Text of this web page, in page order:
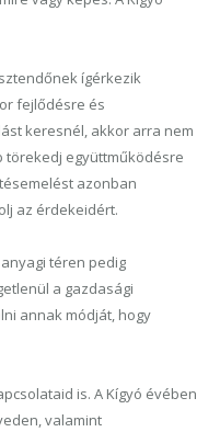
ígérkezik
fejlődésre és
keresnél, akkor arra nem
törekedj együttműködésre
azonban
az érdekeidért.
téren pedig
a gazdasági
annak módját, hogy
is. A Kígyó évében
valamint